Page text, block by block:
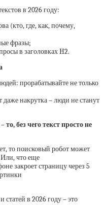
в 2026 году:
(кто, где, как, почему,
фразы;
в заголовках H2.
прорабатывайте не только
даже накрутка – люди не станут
без чего текст просто не
то поисковый робот может
Или, что еще
закроет страницу через 5
статей в 2026 году – это